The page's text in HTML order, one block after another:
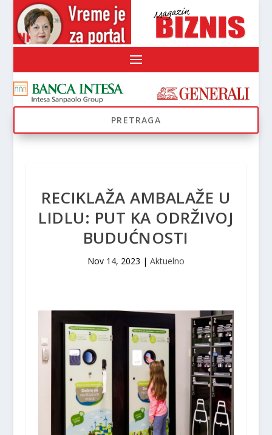
RECIKLAŽA AMBALAŽE U
LIDLU: PUT KA ODRŽIVOJ
BUDUĆNOSTI
Nov 14, 2023 | Aktuelno